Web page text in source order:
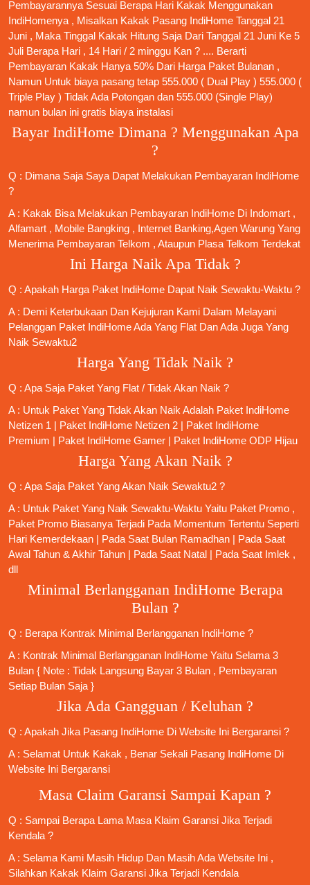
Pembayarannya Sesuai Berapa Hari Kakak Menggunakan
IndiHomenya , Misalkan Kakak Pasang IndiHome Tanggal 21
Juni , Maka Tinggal Kakak Hitung Saja Dari Tanggal 21 Juni Ke 5
Juli Berapa Hari , 14 Hari / 2 minggu Kan ? .... Berarti
Pembayaran Kakak Hanya 50% Dari Harga Paket Bulanan ,
Namun Untuk biaya pasang tetap 555.000 ( Dual Play ) 555.000 (
Triple Play ) Tidak Ada Potongan dan 555.000 (Single Play)
namun bulan ini gratis biaya instalasi
Bayar IndiHome Dimana ? Menggunakan Apa
?
Q : Dimana Saja Saya Dapat Melakukan Pembayaran IndiHome
?
A : Kakak Bisa Melakukan Pembayaran IndiHome Di Indomart ,
Alfamart , Mobile Bangking , Internet Banking,Agen Warung Yang
Menerima Pembayaran Telkom , Ataupun Plasa Telkom Terdekat
Ini Harga Naik Apa Tidak ?
Q : Apakah Harga Paket IndiHome Dapat Naik Sewaktu-Waktu ?
A : Demi Keterbukaan Dan Kejujuran Kami Dalam Melayani
Pelanggan Paket IndiHome Ada Yang Flat Dan Ada Juga Yang
Naik Sewaktu2
Harga Yang Tidak Naik ?
Q : Apa Saja Paket Yang Flat / Tidak Akan Naik ?
A : Untuk Paket Yang Tidak Akan Naik Adalah Paket IndiHome
Netizen 1 | Paket IndiHome Netizen 2 | Paket IndiHome
Premium | Paket IndiHome Gamer | Paket IndiHome ODP Hijau
Harga Yang Akan Naik ?
Q : Apa Saja Paket Yang Akan Naik Sewaktu2 ?
A : Untuk Paket Yang Naik Sewaktu-Waktu Yaitu Paket Promo ,
Paket Promo Biasanya Terjadi Pada Momentum Tertentu Seperti
Hari Kemerdekaan | Pada Saat Bulan Ramadhan | Pada Saat
Awal Tahun & Akhir Tahun | Pada Saat Natal | Pada Saat Imlek ,
dll
Minimal Berlangganan IndiHome Berapa
Bulan ?
Q : Berapa Kontrak Minimal Berlangganan IndiHome ?
A : Kontrak Minimal Berlangganan IndiHome Yaitu Selama 3
Bulan { Note : Tidak Langsung Bayar 3 Bulan , Pembayaran
Setiap Bulan Saja }
Jika Ada Gangguan / Keluhan ?
Q : Apakah Jika Pasang IndiHome Di Website Ini Bergaransi ?
A : Selamat Untuk Kakak , Benar Sekali Pasang IndiHome Di
Website Ini Bergaransi
Masa Claim Garansi Sampai Kapan ?
Q : Sampai Berapa Lama Masa Klaim Garansi Jika Terjadi
Kendala ?
A : Selama Kami Masih Hidup Dan Masih Ada Website Ini ,
Silahkan Kakak Klaim Garansi Jika Terjadi Kendala